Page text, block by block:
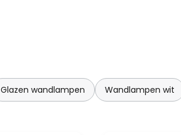
Glazen wandlampen Wandlampen wit